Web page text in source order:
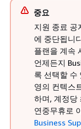
중요
지원 종료 공
에 중단됩니
플랜을 계속
언제든지
록 선택할 수
영의 컨텍스
하며, 계정당
연중무휴로
Business